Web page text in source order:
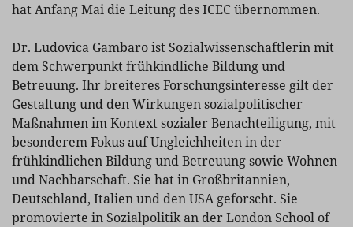
hat Anfang Mai die Leitung des ICEC übernommen.
Dr. Ludovica Gambaro ist Sozialwissenschaftlerin mit
dem Schwerpunkt frühkindliche Bildung und
Betreuung. Ihr breiteres Forschungsinteresse gilt der
Gestaltung und den Wirkungen sozialpolitischer
Maßnahmen im Kontext sozialer Benachteiligung, mit
besonderem Fokus auf Ungleichheiten in der
frühkindlichen Bildung und Betreuung sowie Wohnen
und Nachbarschaft. Sie hat in Großbritannien,
Deutschland, Italien und den USA geforscht. Sie
promovierte in Sozialpolitik an der London School of